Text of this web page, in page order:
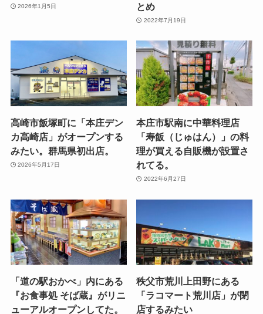
2026年1月5日
とめ
2022年7月19日
高崎市飯塚町に「本庄デン
カ高崎店」がオープンする
みたい。群馬県初出店。
2026年5月17日
本庄市駅南に中華料理店
「寿飯（じゅはん）」の料
理が買える自販機が設置さ
れてる。
2022年6月27日
「道の駅おかべ」内にある
『お食事処 そば蔵』がリニ
ューアルオープンしてた。
秩父市荒川上田野にある
「ラコマート荒川店」が閉
店するみたい